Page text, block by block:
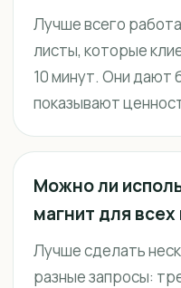
Лучше всего
листы, которые
10 минут. Они дают
показывают
Можно ли
магнит для
Лучше сделать
разные запросы: